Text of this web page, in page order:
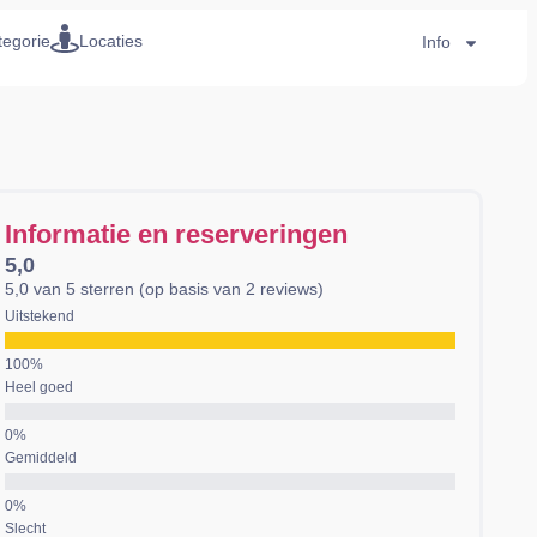
Locaties Info
Informatie en reserveringen
5,0
5,0 van 5 sterren (op basis van 2 reviews)
Uitstekend
Heel goed
Gemiddeld
Slecht